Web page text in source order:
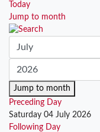
Today
Jump to month
Jump to month
Preceding Day
Saturday 04 July 2026
Following Day